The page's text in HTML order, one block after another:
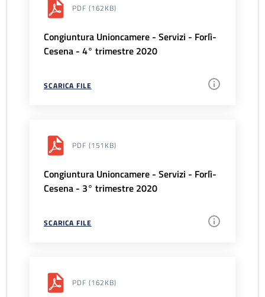
PDF (162KB)
Congiuntura Unioncamere - Servizi - Forlì-
Cesena - 4° trimestre 2020
SCARICA FILE
PDF (151KB)
Congiuntura Unioncamere - Servizi - Forlì-
Cesena - 3° trimestre 2020
SCARICA FILE
PDF (162KB)